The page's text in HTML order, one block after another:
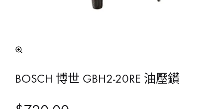
BOSCH 博世 GBH2-20RE 油壓鑽